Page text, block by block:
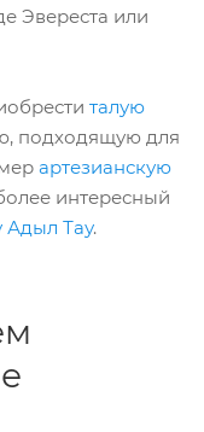
Эвереста или
талую
подходящую для
артезианскую
интересный
Адыл Тау.